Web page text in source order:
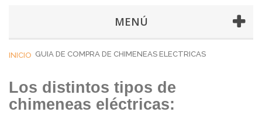
MENÚ
INICIO GUIA DE COMPRA DE CHIMENEAS ELECTRICAS
Los distintos tipos de
chimeneas eléctricas: